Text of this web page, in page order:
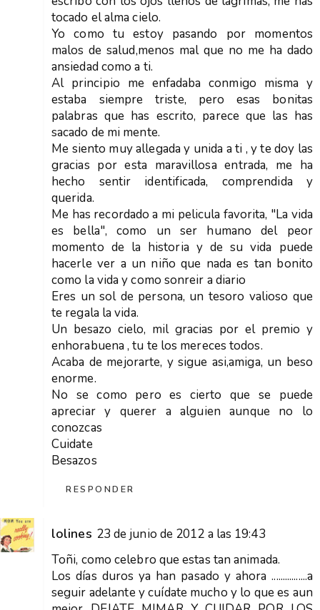
tocado el alma cielo.
Yo como tu estoy pasando por momentos
malos de salud,menos mal que no me ha dado
ansiedad como a ti.
Al principio me enfadaba conmigo misma y
estaba siempre triste, pero esas bonitas
palabras que has escrito, parece que las has
sacado de mi mente.
Me siento muy allegada y unida a ti , y te doy las
gracias por esta maravillosa entrada, me ha
hecho sentir identificada, comprendida y
querida.
Me has recordado a mi pelicula favorita, "La vida
es bella", como un ser humano del peor
momento de la historia y de su vida puede
hacerle ver a un niño que nada es tan bonito
como la vida y como sonreir a diario
Eres un sol de persona, un tesoro valioso que
te regala la vida.
Un besazo cielo, mil gracias por el premio y
enhorabuena , tu te los mereces todos.
Acaba de mejorarte, y sigue asi,amiga, un beso
enorme.
No se como pero es cierto que se puede
apreciar y querer a alguien aunque no lo
conozcas
Cuidate
Besazos
RESPONDER
lolines 23 de junio de 2012 a las 19:43
Toñi, como celebro que estas tan animada.
Los días duros ya han pasado y ahora ................a
seguir adelante y cuídate mucho y lo que es aun